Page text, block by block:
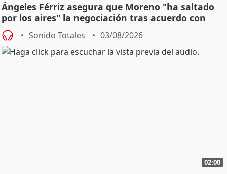
Ángeles Férriz asegura que Moreno "ha saltado
por los aires" la negociación tras acuerdo con
SMA
Sonido Totales 03/08/2026
02:00